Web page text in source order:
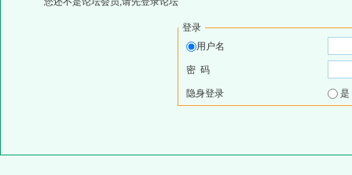
登录
用户名
密 码
隐身登录